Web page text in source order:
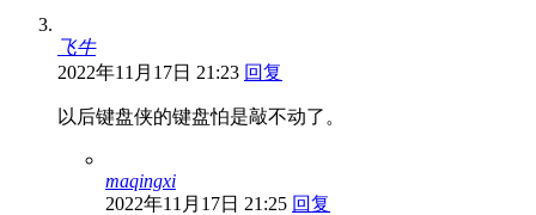
飞牛
2022年11月17日 21:23 回复
以后键盘侠的键盘怕是敲不动了。
maqingxi
2022年11月17日 21:25 回复